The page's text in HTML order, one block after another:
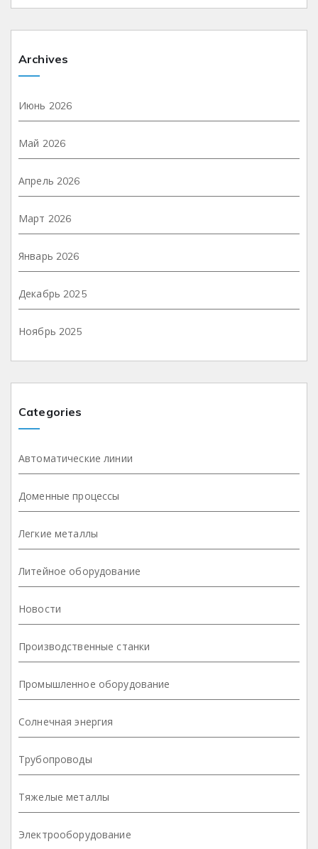
Archives
Июнь 2026
Май 2026
Апрель 2026
Март 2026
Январь 2026
Декабрь 2025
Ноябрь 2025
Categories
Автоматические линии
Доменные процессы
Легкие металлы
Литейное оборудование
Новости
Производственные станки
Промышленное оборудование
Солнечная энергия
Трубопроводы
Тяжелые металлы
Электрооборудование